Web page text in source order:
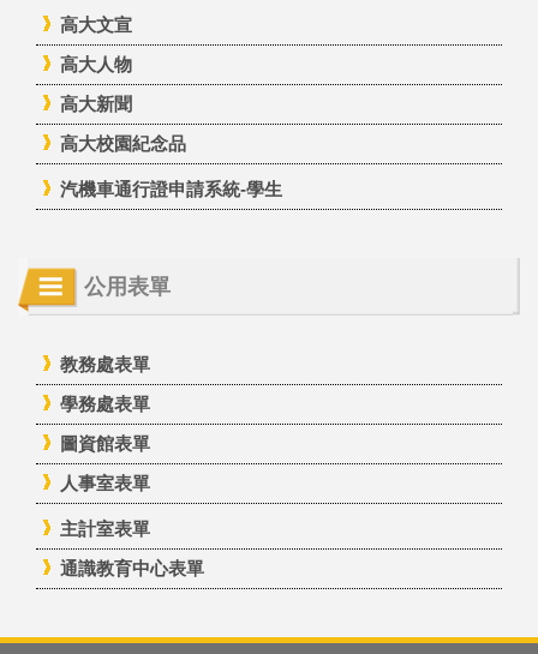
高大文宣
高大人物
高大新聞
高大校園紀念品
汽機車通行證申請系統-學生
公用表單
教務處表單
學務處表單
圖資館表單
人事室表單
主計室表單
通識教育中心表單